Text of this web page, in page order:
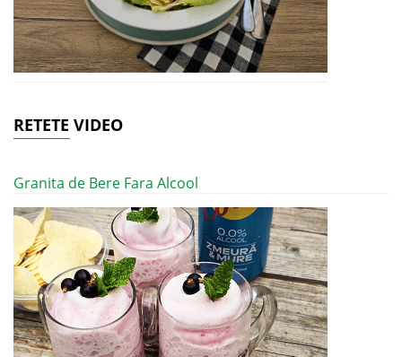
RETETE VIDEO
Granita de Bere Fara Alcool